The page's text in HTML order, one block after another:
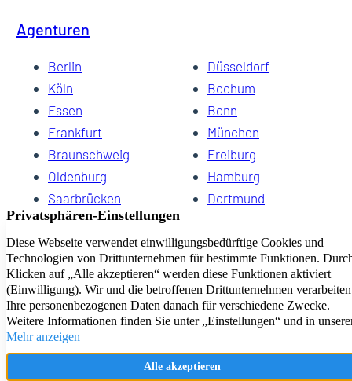
Agenturen
Berlin
Düsseldorf
Köln
Bochum
Essen
Bonn
Frankfurt
München
Braunschweig
Freiburg
Oldenburg
Hamburg
Saarbrücken
Dortmund
Hannover
Dresden
Kiel
Wuppertal
Bremen
HomeCompany eG Ihre Agenturen für Wohnen auf Zeit